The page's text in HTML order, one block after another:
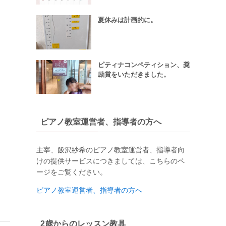
夏休みは計画的に。
ピティナコンペティション、奨
励賞をいただきました。
ピアノ教室運営者、指導者の方へ
主宰、飯沢紗希のピアノ教室運営者、指導者向
けの提供サービスにつきましては、こちらのペ
ージをご覧ください。
ピアノ教室運営者、指導者の方へ
2歳からのレッスン教具